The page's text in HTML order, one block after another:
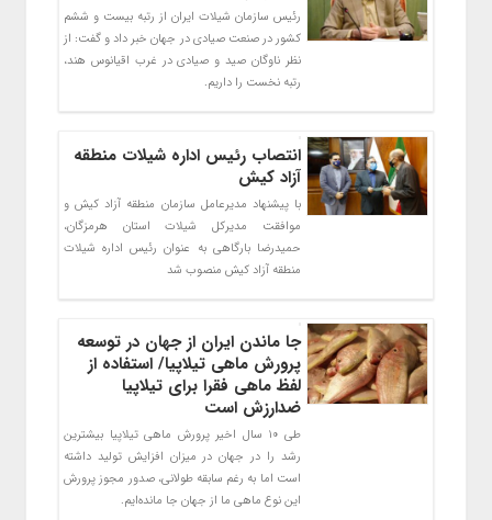
رئیس سازمان شیلات ایران از رتبه بیست و ششم
کشور در صنعت صیادی در جهان خبر داد و گفت: از
نظر ناوگان صید و صیادی در غرب اقیانوس هند،
رتبه نخست را داریم.
انتصاب رئیس اداره شیلات منطقه
آزاد کیش
با پیشنهاد مدیرعامل سازمان منطقه آزاد کیش و
موافقت مدیرکل شیلات استان هرمزگان،
حمیدرضا بارگاهی به عنوان رئیس اداره شیلات
منطقه آزاد کیش منصوب شد
جا ماندن ایران از جهان در توسعه
پرورش ماهی تیلاپیا/ استفاده از
لفظ ماهی فقرا برای تیلاپیا
ضدارزش است
طی ۱۰ سال اخیر پرورش ماهی تیلاپیا بیشترین
رشد را در جهان در میزان افزایش تولید داشته
است اما به رغم سابقه طولانی، صدور مجوز پرورش
این نوع ماهی ما از جهان جا مانده‌ایم.